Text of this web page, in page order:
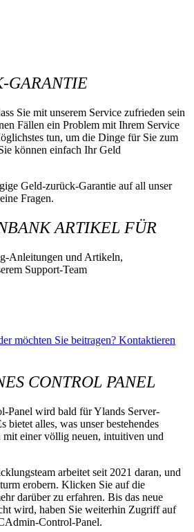
GARANTIE
Sie mit unserem Service zufrieden sein
Fällen ein Problem mit Ihrem Service
tun, um die Dinge für Sie zum
können einfach Ihr Geld
Geld-zurück-Garantie auf all unser
Fragen.
ARTIKEL FÜR
Anleitungen und Artikeln,
Support-Team
möchten Sie beitragen? Kontaktieren
CONTROL PANEL
Panel wird bald für Ylands Server-
bietet alles, was unser bestehendes
mit einer völlig neuen, intuitiven und
arbeitet seit 2021 daran, und
erobern. Klicken Sie auf die
darüber zu erfahren. Bis das neue
wird, haben Sie weiterhin Zugriff auf
Control-Panel.